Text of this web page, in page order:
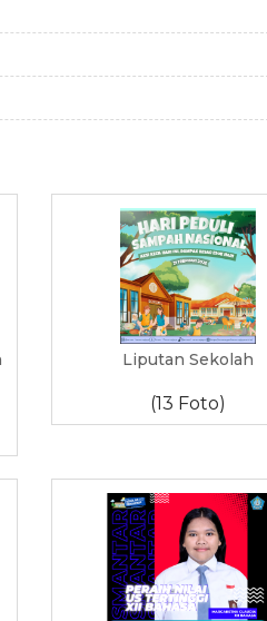
Liputan Sekolah
(13 Foto)